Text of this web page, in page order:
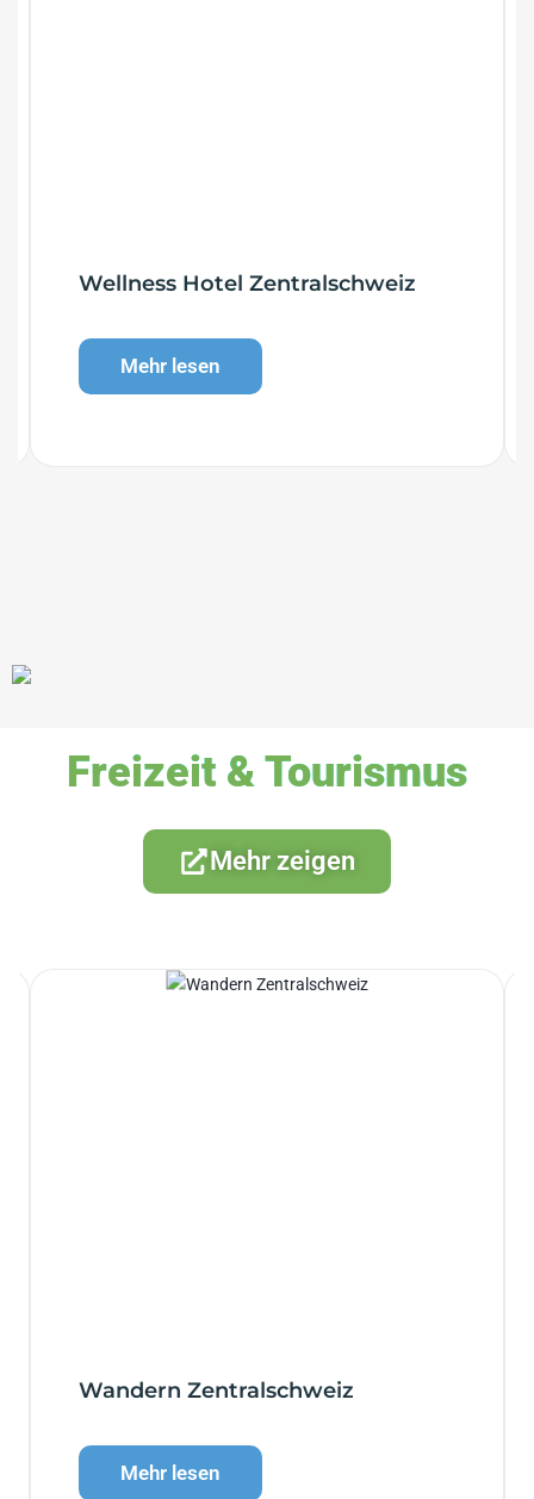
Wellness Hotel Zentralschweiz
Mehr lesen
Freizeit & Tourismus
Mehr zeigen
Wandern Zentralschweiz
Mehr lesen